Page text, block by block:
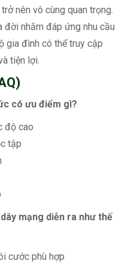
nên vô cùng quan trọng.
nhằm đáp ứng nhu cầu
gia đình có thể truy cập
tiện lợi.
có ưu điểm gì?
độ cao
tập
mạng diễn ra như thế
cước phù hợp